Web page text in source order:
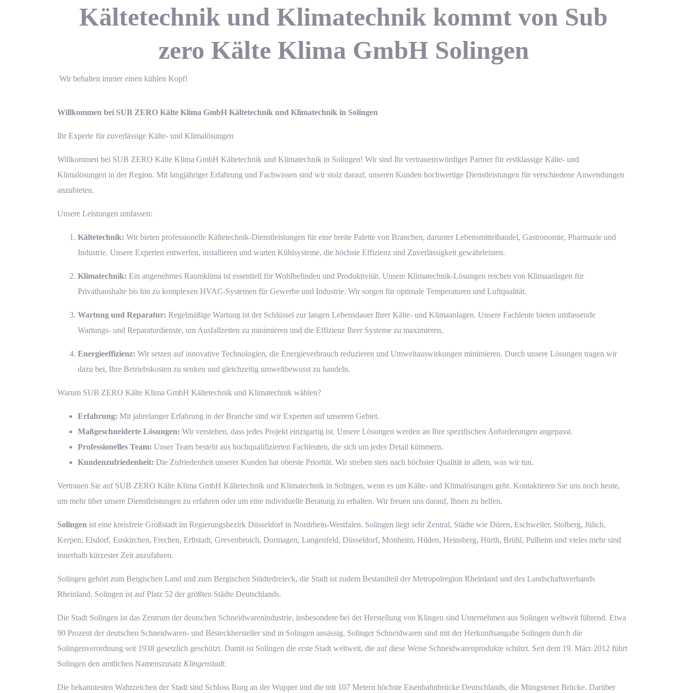
Kältetechnik und Klimatechnik kommt von Sub
zero Kälte Klima GmbH Solingen
Wir behalten immer einen kühlen Kopf!
Willkommen bei SUB ZERO Kälte Klima GmbH Kältetechnik und Klimatechnik in Solingen
Ihr Experte für zuverlässige Kälte- und Klimalösungen
Willkommen bei SUB ZERO Kälte Klima GmbH Kältetechnik und Klimatechnik in Solingen! Wir sind Ihr vertrauenswürdiger Partner für erstklassige Kälte- und
Klimalösungen in der Region. Mit langjähriger Erfahrung und Fachwissen sind wir stolz darauf, unseren Kunden hochwertige Dienstleistungen für verschiedene Anwendungen
anzubieten.
Unsere Leistungen umfassen:
Kältetechnik: Wir bieten professionelle Kältetechnik-Dienstleistungen für eine breite Palette von Branchen, darunter Lebensmittelhandel, Gastronomie, Pharmazie und
Industrie. Unsere Experten entwerfen, installieren und warten Kühlsysteme, die höchste Effizienz und Zuverlässigkeit gewährleisten.
Klimatechnik: Ein angenehmes Raumklima ist essentiell für Wohlbefinden und Produktivität. Unsere Klimatechnik-Lösungen reichen von Klimaanlagen für
Privathaushalte bis hin zu komplexen HVAC-Systemen für Gewerbe und Industrie. Wir sorgen für optimale Temperaturen und Luftqualität.
Wartung und Reparatur: Regelmäßige Wartung ist der Schlüssel zur langen Lebensdauer Ihrer Kälte- und Klimaanlagen. Unsere Fachleute bieten umfassende
Wartungs- und Reparaturdienste, um Ausfallzeiten zu minimieren und die Effizienz Ihrer Systeme zu maximieren.
Energieeffizienz: Wir setzen auf innovative Technologien, die Energieverbrauch reduzieren und Umweltauswirkungen minimieren. Durch unsere Lösungen tragen wir
dazu bei, Ihre Betriebskosten zu senken und gleichzeitig umweltbewusst zu handeln.
Warum SUB ZERO Kälte Klima GmbH Kältetechnik und Klimatechnik wählen?
Erfahrung: Mit jahrelanger Erfahrung in der Branche sind wir Experten auf unserem Gebiet.
Maßgeschneiderte Lösungen: Wir verstehen, dass jedes Projekt einzigartig ist. Unsere Lösungen werden an Ihre spezifischen Anforderungen angepasst.
Professionelles Team: Unser Team besteht aus hochqualifizierten Fachleuten, die sich um jedes Detail kümmern.
Kundenzufriedenheit: Die Zufriedenheit unserer Kunden hat oberste Priorität. Wir streben stets nach höchster Qualität in allem, was wir tun.
Vertrauen Sie auf SUB ZERO Kälte Klima GmbH Kältetechnik und Klimatechnik in Solingen, wenn es um Kälte- und Klimalösungen geht. Kontaktieren Sie uns noch heute,
um mehr über unsere Dienstleistungen zu erfahren oder um eine individuelle Beratung zu erhalten. Wir freuen uns darauf, Ihnen zu helfen.
Solingen ist eine kreisfreie Großstadt im Regierungsbezirk Düsseldorfin Nordrhein-Westfalen. Solingen liegt sehr Zentral, Städte wie Düren, Eschweiler, Stolberg, Jülich,
Kerpen, Elsdorf, Euskirchen, Frechen, Erftstadt, Grevenbroich, Dormagen, Langenfeld, Düsseldorf, Monheim, Hilden, Heinsberg, Hürth, Brühl, Pulheim und vieles mehr sind
innerhalb kürzester Zeit anzufahren.
Solingen gehört zum Bergischen Land und zum Bergischen Städtedreieck, die Stadt ist zudem Bestandteil der Metropolregion Rheinland und des Landschaftsverbands
Rheinland. Solingen ist auf Platz 52 der größten Städte Deutschlands.
Die Stadt Solingen ist das Zentrum der deutschen Schneidwarenindustrie, insbesondere bei der Herstellung von Klingen sind Unternehmen aus Solingen weltweit führend. Etwa
90 Prozent der deutschen Schneidwaren- und Besteckhersteller sind in Solingen ansässig. Solinger Schneidwaren sind mit der Herkunftsangabe Solingen durch die
Solingenverordnung seit 1938 gesetzlich geschützt. Damit ist Solingen die erste Stadt weltweit, die auf diese Weise Schneidwarenprodukte schützt. Seit dem 19. März 2012 führt
Solingen den amtlichen Namenszusatz Klingenstadt.
Die bekanntesten Wahrzeichen der Stadt sind Schloss Burg an der Wupper und die mit 107 Metern höchste Eisenbahnbrücke Deutschlands, die Müngstener Brücke. Darüber